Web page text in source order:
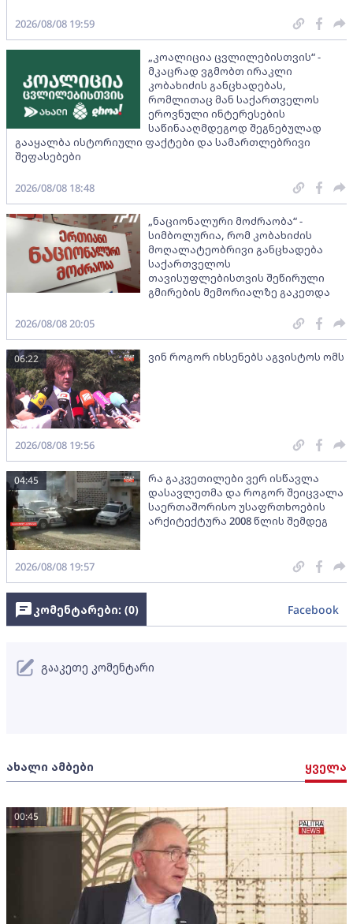
2026/08/08 19:59
„კოალიცია ცვლილებისთვის“ -
მკაცრად ვგმობთ ირაკლი
კობახიძის განცხადებას,
რომლითაც მან საქართველოს
ეროვნული ინტერესების
საწინააღმდეგოდ შეგნებულად
გააყალბა ისტორიული ფაქტები და სამართლებრივი
შეფასებები
2026/08/08 18:48
„ნაციონალური მოძრაობა“ -
სიმბოლურია, რომ კობახიძის
მოღალატეობრივი განცხადება
საქართველოს
თავისუფლებისთვის შეწირული
გმირების მემორიალზე გაკეთდა
2026/08/08 20:05
ვინ როგორ იხსენებს აგვისტოს ომს
06:22
2026/08/08 19:56
რა გაკვეთილები ვერ ისწავლა
დასავლეთმა და როგორ შეიცვალა
საერთაშორისო უსაფრთხოების
არქიტექტურა 2008 წლის შემდეგ
04:45
2026/08/08 19:57
ახალი ამბები ყველა
00:45
კომენტარები: (0) Facebook
გააკეთე კომენტარი